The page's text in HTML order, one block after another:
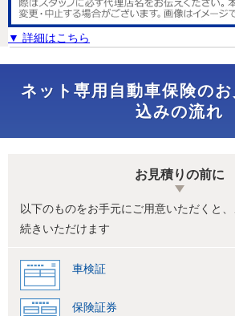
▼ 詳細はこちら
ネット専用自動車保険の
込みの流れ
お見積りの前に
以下のものをお手元にご用意いただくと
続きいただけます
車検証
保険証券